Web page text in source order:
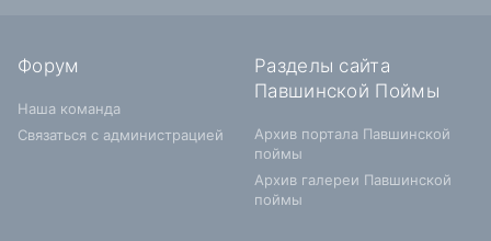
Форум
Наша команда
Связаться с администрацией
Разделы сайта
Павшинской Поймы
Архив портала Павшинской
поймы
Архив галереи Павшинской
поймы